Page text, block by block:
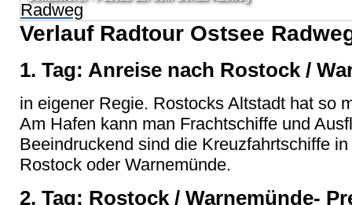
Verlauf Radtour Ostsee
1. Tag: Anreise nach Rostock /
in eigener Regie. Rostocks Altstadt hat so
Am Hafen kann man Frachtschiffe und
Beeindruckend sind die Kreuzfahrtschiffe
Rostock oder Warnemünde.
2. Tag: Rostock / Warnemünde-